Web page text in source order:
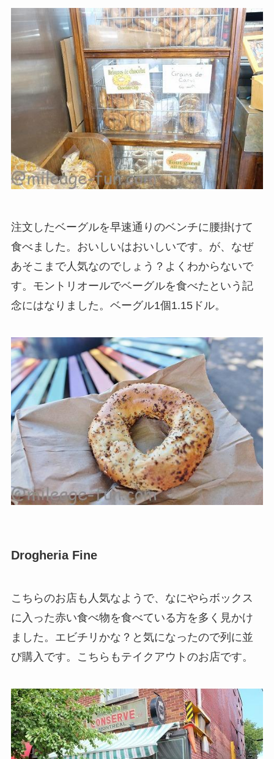
注文したベーグルを早速通りのベンチに腰掛けて
食べました。おいしいはおいしいです。が、なぜ
あそこまで人気なのでしょう？よくわからないで
す。モントリオールでベーグルを食べたという記
念にはなりました。ベーグル1個1.15ドル。
Drogheria Fine
こちらのお店も人気なようで、なにやらボックス
に入った赤い食べ物を食べている方を多く見かけ
ました。エビチリかな？と気になったので列に並
び購入です。こちらもテイクアウトのお店です。